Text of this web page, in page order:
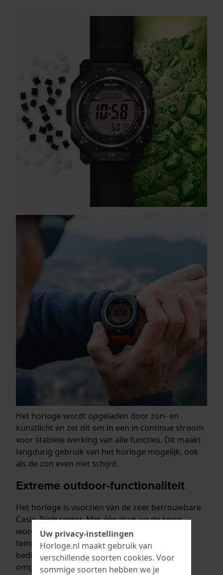
Het horloge wordt opgeladen door zon- en
kunstlicht en zet dit om in een in continue stroom
voor stabiele werking van alle functies. Dit maakt
langdurig gebruik van het horloge mogelijk, ook
als de zon even niet schijnt.
Extreme outdoor-functionaliteit
Het horloge is voorzien van de zeer betrouwbare
CasioTriple sensor. Met één druk op de knop
worden kompasrichting, hoogte/luchtdruk en
temperatuur gemeten. De intuïtieve en snelle
bediening levert de essentiële
omgevingsgegevens voor bergbeklimmen en
Uw privacy-instellingen
Horloge.nl maakt gebruik van
verschillende soorten cookies. Voor
sommige soorten hebben we je